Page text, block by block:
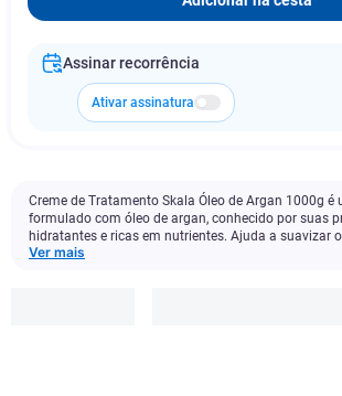
Assinar recorrência
Ativar assinatura
Creme de Tratamento Skala Óleo de Argan 1000g é
formulado com óleo de argan, conhecido por suas
hidratantes e ricas em nutrientes. Ajuda a suavizar
Ver mais